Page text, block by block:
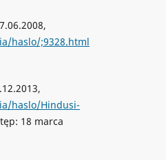
haslo/;9328.html
haslo/Hindusi-
18 marca